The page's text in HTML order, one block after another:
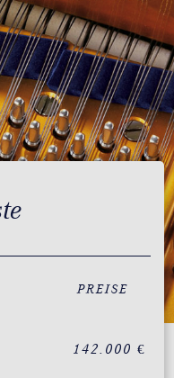
PREISE
142.000 €